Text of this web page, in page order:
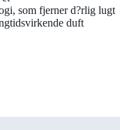
som fjerner d?rlig lugt
duft